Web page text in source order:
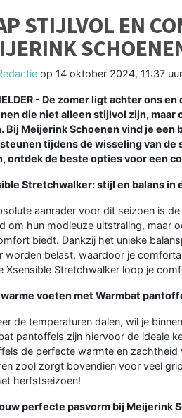
STIJLVOL EN
op 14 oktober 2024, 11:37 uur
- De zomer ligt achter ons
die niet alleen stijlvol zijn,
Bij Meijerink Schoenen vind je
tijdens de wisseling van
ontdek de beste opties voor een
Stretchwalker: stijl en balans in
aanrader voor dit seizoen is de
om hun modieuze uitstraling, maar
biedt. Dankzij het unieke
worden belast, waardoor je
Xsensible Stretchwalker loop je
voeten met Warmbat
de temperaturen dalen, wil je
pantoffels zijn hiervoor de ideale
de perfecte warmte en
zool zorgt bovendien voor veel
herfstseizoen!
perfecte pasvorm bij Meijerink